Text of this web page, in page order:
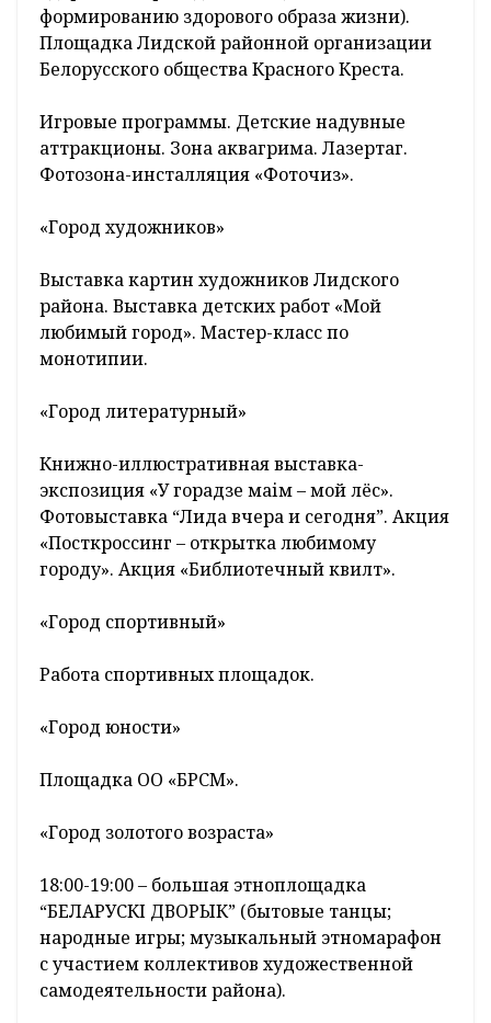
формированию здорового образа жизни).
Площадка Лидской районной организации
Белорусского общества Красного Креста.
Игровые программы. Детские надувные
аттракционы. Зона аквагрима. Лазертаг.
Фотозона-инсталляция «Фоточиз».
«Город художников»
Выставка картин художников Лидского
района. Выставка детских работ «Мой
любимый город». Мастер-класс по
монотипии.
«Город литературный»
Книжно-иллюстративная выставка-
экспозиция «У горадзе маім – мой лёс».
Фотовыставка “Лида вчера и сегодня”. Акция
«Посткроссинг – открытка любимому
городу». Акция «Библиотечный квилт».
«Город спортивный»
Работа спортивных площадок.
«Город юности»
Площадка ОО «БРСМ».
«Город золотого возраста»
18:00-19:00 – большая этноплощадка
“БЕЛАРУСКІ ДВОРЫК” (бытовые танцы;
народные игры; музыкальный этномарафон
с участием коллективов художественной
самодеятельности района).